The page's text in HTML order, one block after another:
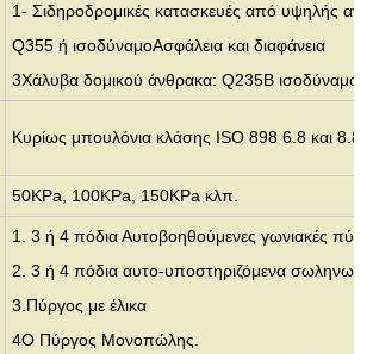
1- Σιδηροδρομικές κατασκευές από υψηλής
Q355 ή ισοδύναμοΑσφάλεια και διαφάνεια
3Χάλυβα δομικού άνθρακα: Q235B ισοδύναμο
Κυρίως μπουλόνια κλάσης ISO 898 6.8 και 8.8
50KPa, 100KPa, 150KPa κλπ.
1. 3 ή 4 πόδια Αυτοβοηθούμενες γωνιακές
2. 3 ή 4 πόδια αυτο-υποστηριζόμενα
3.Πύργος με έλικα
4Ο Πύργος Μονοπώλης.